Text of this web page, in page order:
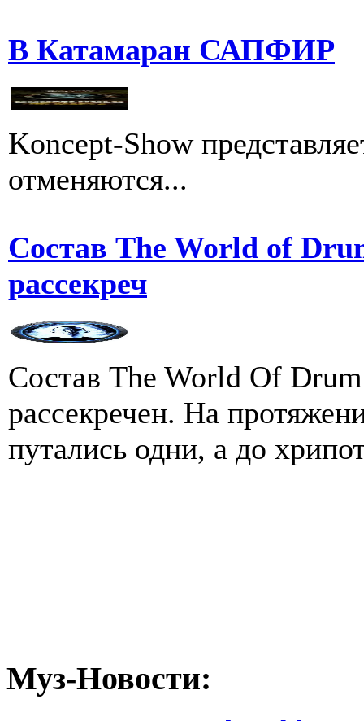
В Катамаран САПФИР
Koncept-Show
отменяются...
Состав The World of
рассекреч
Состав The World Of
рассекречен. На
путались одни, а до
Муз-Новости: